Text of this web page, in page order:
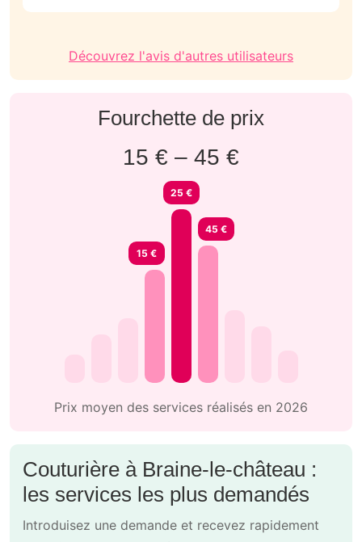
Découvrez l'avis d'autres utilisateurs
Fourchette de prix
15 € – 45 €
15 €
25 €
45 €
Prix moyen des services réalisés en 2026
Couturière à Braine-le-château :
les services les plus demandés
Introduisez une demande et recevez rapidement